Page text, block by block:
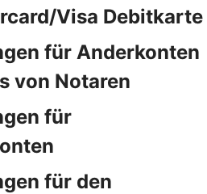
Visa Debitkarte
für Anderkonten
von Notaren
für
für den